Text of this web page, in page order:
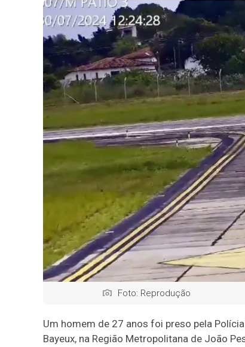
Foto: Reprodução
Um homem de 27 anos foi preso pela
Bayeux, na Região Metropolitana de João